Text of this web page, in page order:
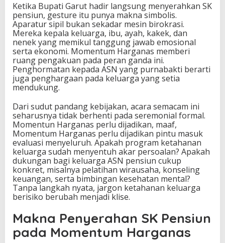
Ketika Bupati Garut hadir langsung menyerahkan SK
pensiun, gesture itu punya makna simbolis.
Aparatur sipil bukan sekadar mesin birokrasi.
Mereka kepala keluarga, ibu, ayah, kakek, dan
nenek yang memikul tanggung jawab emosional
serta ekonomi. Momentum Harganas memberi
ruang pengakuan pada peran ganda ini.
Penghormatan kepada ASN yang purnabakti berarti
juga penghargaan pada keluarga yang setia
mendukung.
Dari sudut pandang kebijakan, acara semacam ini
seharusnya tidak berhenti pada seremonial formal.
Momentun Harganas perlu dijadikan, maaf,
Momentum Harganas perlu dijadikan pintu masuk
evaluasi menyeluruh. Apakah program ketahanan
keluarga sudah menyentuh akar persoalan? Apakah
dukungan bagi keluarga ASN pensiun cukup
konkret, misalnya pelatihan wirausaha, konseling
keuangan, serta bimbingan kesehatan mental?
Tanpa langkah nyata, jargon ketahanan keluarga
berisiko berubah menjadi klise.
Makna Penyerahan SK Pensiun
pada Momentum Harganas